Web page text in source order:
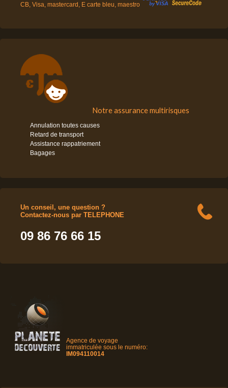
CB, Visa, mastercard, E carte bleu, maestro
Notre assurance multirisques
Annulation toutes causes
Retard de transport
Assistance rappatriement
Bagages
Un conseil, une question ?
Contactez-nous par TELEPHONE
09 86 76 66 15
Agence de voyage
immatriculée sous le numéro:
IM094110014